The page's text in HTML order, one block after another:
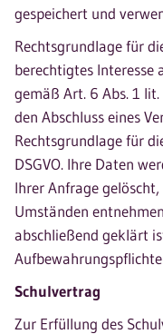
gespeichert und
Rechtsgrundlage für
berechtigtes Interesse
gemäß Art. 6 Abs. 1
den Abschluss eines
Rechtsgrundlage für
DSGVO. Ihre Daten
Ihrer Anfrage
Umständen
abschließend geklärt
Schulvertrag
Zur Erfüllung des